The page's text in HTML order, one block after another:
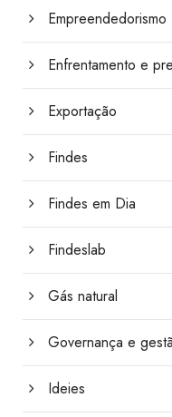
Empreendedorismo
Enfrentamento e
Exportação
Findes
Findes em Dia
Findeslab
Gás natural
Governança e
Ideies